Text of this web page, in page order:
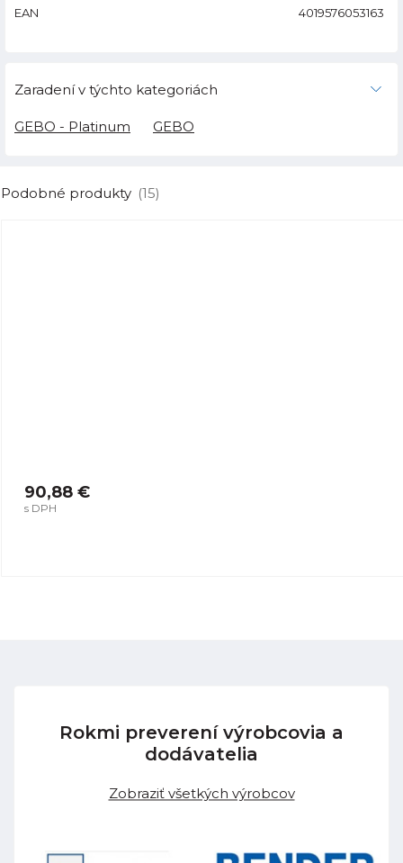
EAN 4019576053163
Zaradení v týchto kategoriách
GEBO - Platinum GEBO
Podobné produkty (15)
90,88 €
s DPH
Rokmi preverení výrobcovia a
dodávatelia
Zobraziť všetkých výrobcov